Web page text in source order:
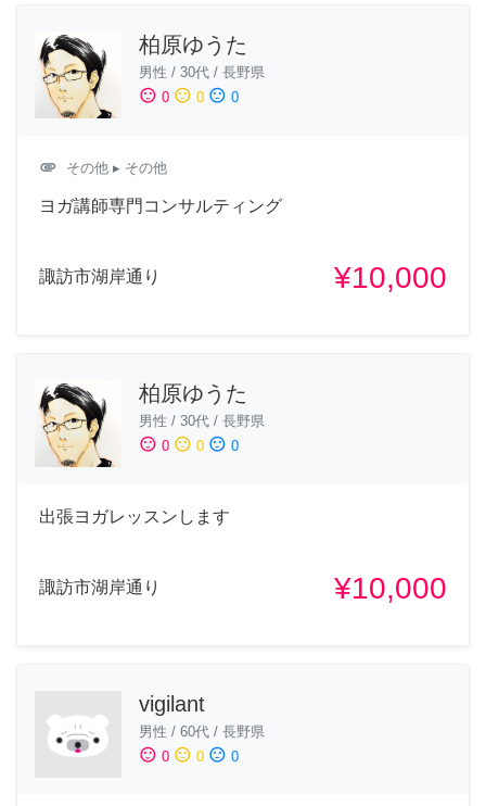
柏原ゆうた
男性 / 30代 / 長野県
sentiment_satisfied 0 sentiment_neutral 0 sentiment_dissatisfied 0
attachment その他 ▸ その他
ヨガ講師専門コンサルティング
諏訪市湖岸通り ¥10,000
柏原ゆうた
男性 / 30代 / 長野県
sentiment_satisfied 0 sentiment_neutral 0 sentiment_dissatisfied 0
出張ヨガレッスンします
諏訪市湖岸通り ¥10,000
vigilant
男性 / 60代 / 長野県
sentiment_satisfied 0 sentiment_neutral 0 sentiment_dissatisfied 0